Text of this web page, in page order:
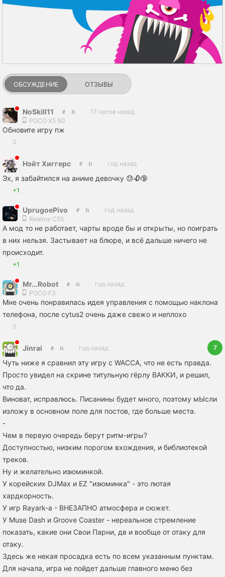
ОБСУЖДЕНИЕ ОТЗЫВЫ
NoSkill11
17 часов назад
POCO X5 5G
Обновите игру пж
0
Нэйт Хиггерс год назад
Эх, я забайтился на аниме девочку 😓🥀🔞
+1
UprugoePivo
год назад
Realme C55
А мод то не работает, чарты вроде бы и открыты, но поиграть
в них нельзя. Застывает на блюре, и всё дальше ничего не
происходит.
+1
Mr...Robot
год назад
POCO F3
Мне очень понравилась идея управления с помощью наклона
телефона, после cytus2 очень даже свежо и неплохо
0
Jinrai год назад 7
Чуть ниже я сравнил эту игру с WACCA, что не есть правда.
Просто увидел на скрине титульную гёрлу ВАККИ, и решил,
что да.
Виноват, исправлюсь. Писанины будет много, поэтому мЫсли
изложу в основном поле для постов, где больше места.
-
Чем в первую очередь берут ритм-игры?
Доступностью, низким порогом вхождения, и библиотекой
треков.
Ну и желательно изюминкой.
У корейских DJMax и EZ "изюминка" - это лютая
хардкорность.
У игр Rayark-а - ВНЕЗАПНО атмосфера и сюжет.
У Muse Dash и Groove Coaster - нереальное стремление
показать, какие они Свои Парни, дв и вообще от отаку для
отаку.
Здесь же некая просадка есть по всем указанным пунктам.
Для начала, игра не пойдет дальше главного меню без